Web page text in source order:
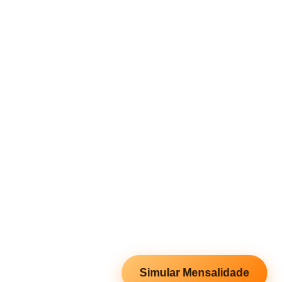
Simular Mensalidade